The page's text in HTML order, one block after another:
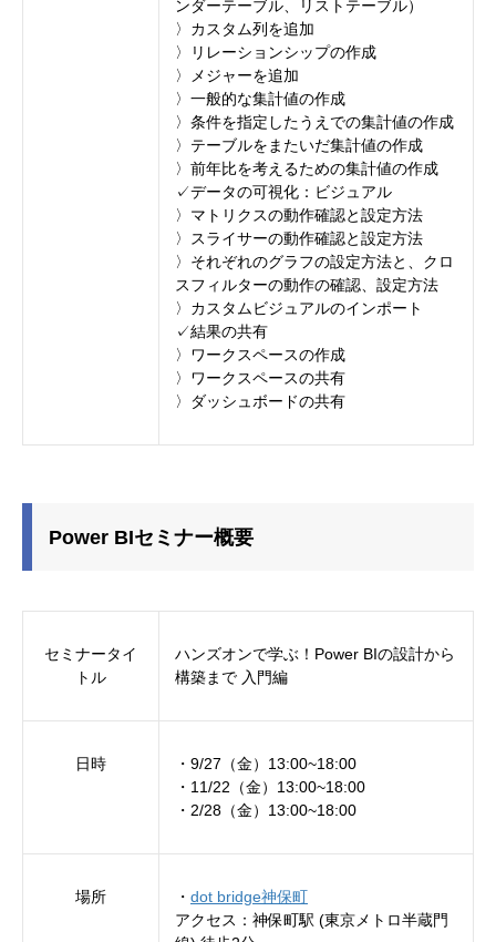
ンダーテーブル、リストテーブル）
〉カスタム列を追加
〉リレーションシップの作成
〉メジャーを追加
〉一般的な集計値の作成
〉条件を指定したうえでの集計値の作成
〉テーブルをまたいだ集計値の作成
〉前年比を考えるための集計値の作成
✓データの可視化：ビジュアル
〉マトリクスの動作確認と設定方法
〉スライサーの動作確認と設定方法
〉それぞれのグラフの設定方法と、クロ
スフィルターの動作の確認、設定方法
〉カスタムビジュアルのインポート
✓結果の共有
〉ワークスペースの作成
〉ワークスペースの共有
〉ダッシュボードの共有
Power BIセミナー概要
セミナータイ
トル
ハンズオンで学ぶ！Power BIの設計から
構築まで 入門編
日時
・9/27（金）13:00~18:00
・11/22（金）13:00~18:00
・2/28（金）13:00~18:00
場所 ・ dot bridge神保町
アクセス：神保町駅 (東京メトロ半蔵門